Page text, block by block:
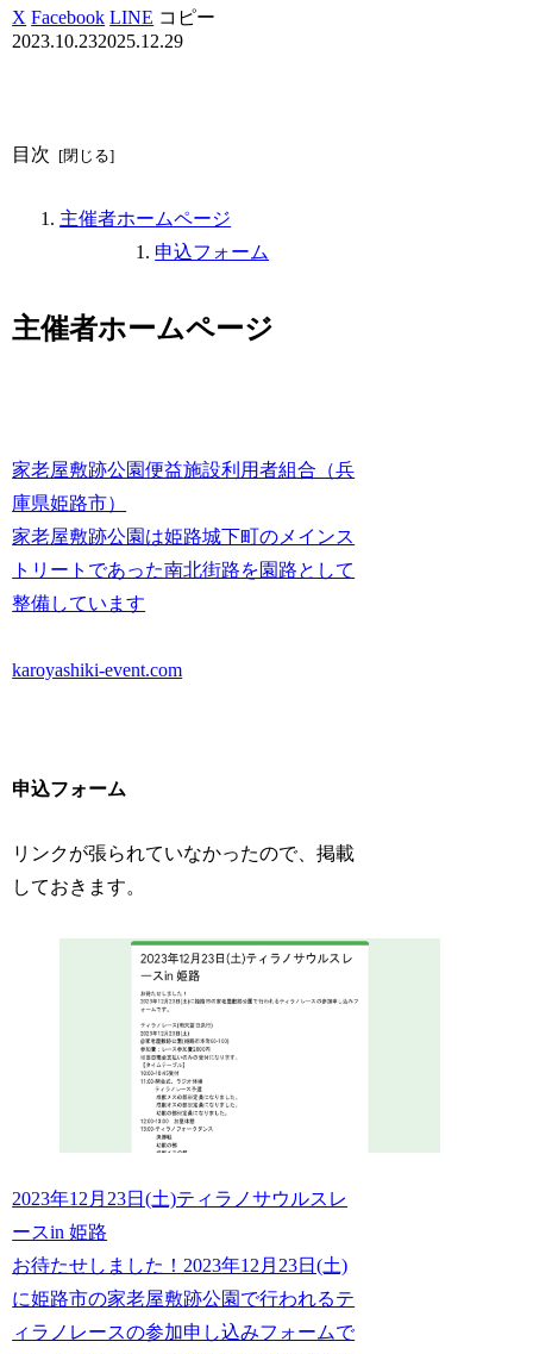
X Facebook LINE コピー
2023.10.232025.12.29
目次
主催者ホームページ
申込フォーム
主催者ホームページ
家老屋敷跡公園便益施設利用者組合（兵
庫県姫路市）
家老屋敷跡公園は姫路城下町のメインス
トリートであった南北街路を園路として
整備しています
karoyashiki-event.com
申込フォーム
リンクが張られていなかったので、掲載
しておきます。
2023年12月23日(土)ティラノサウルスレ
ースin 姫路
お待たせしました！2023年12月23日(土)
に姫路市の家老屋敷跡公園で行われるテ
ィラノレースの参加申し込みフォームで